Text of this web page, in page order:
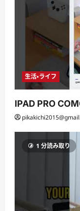
生活・ライフ
IPAD PRO
1 分読み取り